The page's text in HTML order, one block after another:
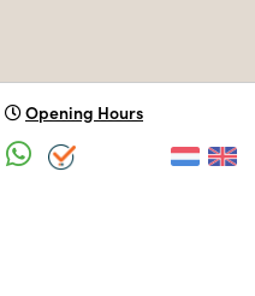
Opening Hours